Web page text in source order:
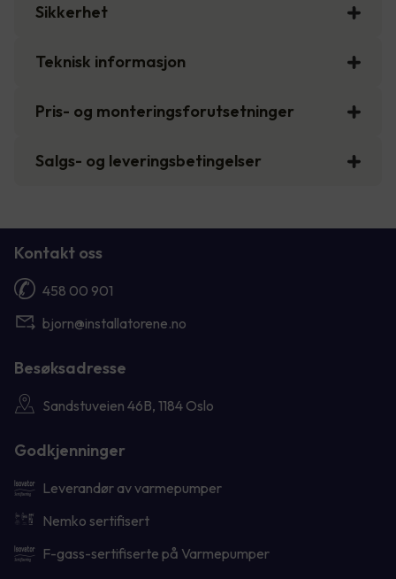
Sikkerhet
Teknisk informasjon
Pris- og monteringsforutsetninger
Salgs- og leveringsbetingelser
Kontakt oss
458 00 901
bjorn@installatorene.no
Besøksadresse
Sandstuveien 46B, 1184 Oslo
Godkjenninger
Leverandør av varmepumper
Nemko sertifisert
F-gass-sertifiserte på Varmepumper